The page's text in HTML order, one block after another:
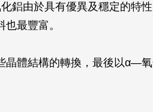
鋁由於具有優異及穩定的特
最豐富。
晶體結構的轉換，最後以α—